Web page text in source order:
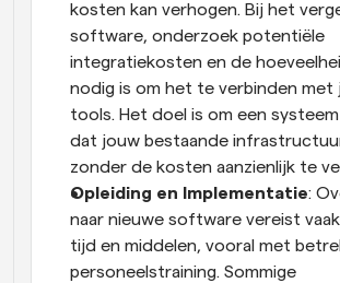
kosten kan verhogen. Bij het
software, onderzoek potentiële
integratiekosten en de
nodig is om het te verbinden met
tools. Het doel is om een
dat jouw bestaande
zonder de kosten aanzienlijk te
Opleiding en Implementatie:
naar nieuwe software vereist
tijd en middelen, vooral met
personeelstraining. Sommige